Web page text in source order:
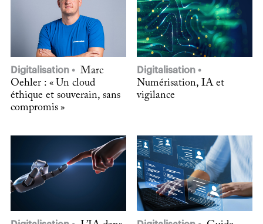
Digitalisation
Marc
Oehler : « Un cloud
éthique et souverain, sans
compromis »
Digitalisation
Numérisation, IA et
vigilance